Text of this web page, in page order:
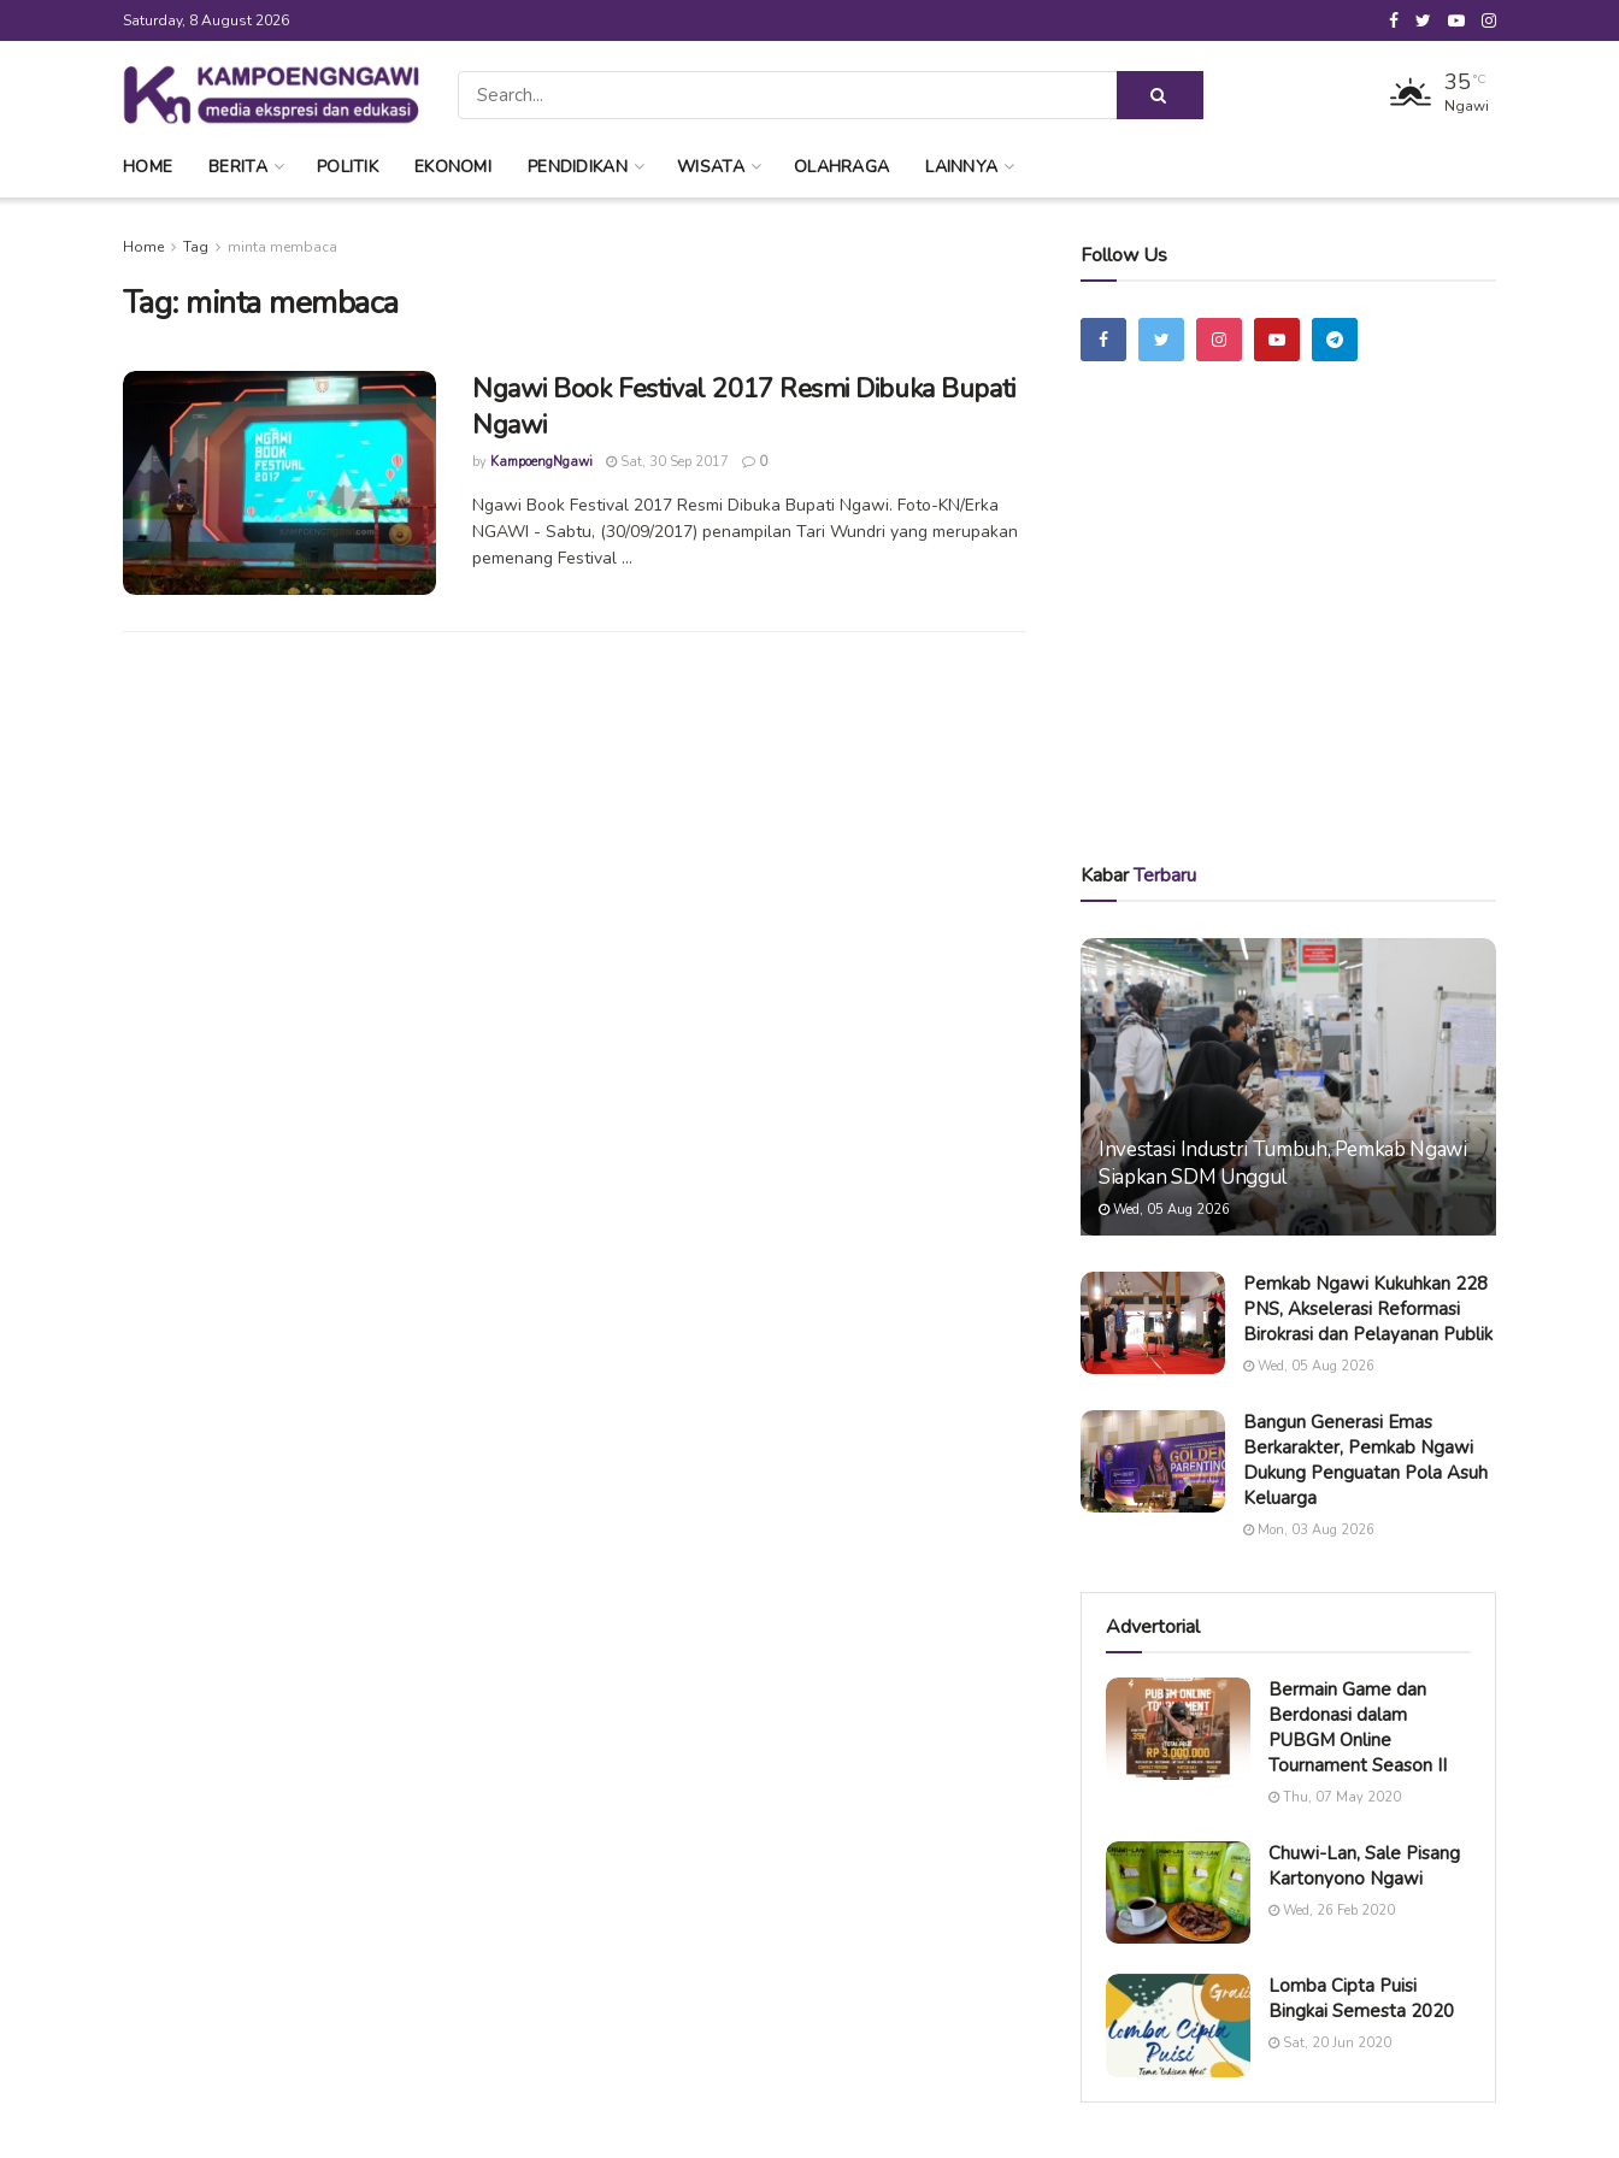
Saturday, 8 August 2026
35 °C
Ngawi
HOME BERITA POLITIK EKONOMI PENDIDIKAN WISATA OLAHRAGA LAINNYA
Home Tag minta membaca
Tag: minta membaca
Ngawi Book Festival 2017 Resmi Dibuka Bupati
Ngawi
by KampoengNgawi Sat, 30 Sep 2017 0
Ngawi Book Festival 2017 Resmi Dibuka Bupati Ngawi. Foto-KN/Erka
NGAWI - Sabtu, (30/09/2017) penampilan Tari Wundri yang merupakan
pemenang Festival ...
Follow Us
KabarTerbaru
Investasi Industri Tumbuh, Pemkab Ngawi
Siapkan SDM Unggul
Wed, 05 Aug 2026
Pemkab Ngawi Kukuhkan 228
PNS, Akselerasi Reformasi
Birokrasi dan Pelayanan Publik
Wed, 05 Aug 2026
Bangun Generasi Emas
Berkarakter, Pemkab Ngawi
Dukung Penguatan Pola Asuh
Keluarga
Mon, 03 Aug 2026
Advertorial
Bermain Game dan
Berdonasi dalam
PUBGM Online
Tournament Season II
Thu, 07 May 2020
Chuwi-Lan, Sale Pisang
Kartonyono Ngawi
Wed, 26 Feb 2020
Lomba Cipta Puisi
Bingkai Semesta 2020
Sat, 20 Jun 2020